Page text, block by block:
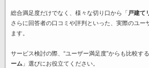
総合満足度だけでなく、様々な切り口から「 戸建て
さらに回答者の口コミや評判といった、実際のユー
ます。
サービス検討の際、“ユーザー満足度”からも比較す
ーム」選びにお役立てください。